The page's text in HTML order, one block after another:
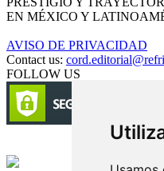
EN MÉXICO Y
AVISO DE PRIVACIDAD
Contact us:
FOLLOW US